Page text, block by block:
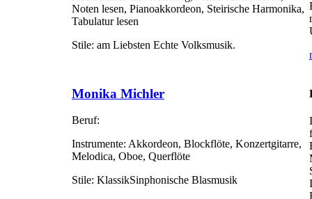
Noten lesen, Pianoakkordeon, Steirische Harmonika,
Tabulatur lesen
Stile: am Liebsten Echte Volksmusik.
Monika Michler
Beruf:
Instrumente: Akkordeon, Blockflöte, Konzertgitarre,
Melodica, Oboe, Querflöte
Stile: KlassikSinphonische Blasmusik